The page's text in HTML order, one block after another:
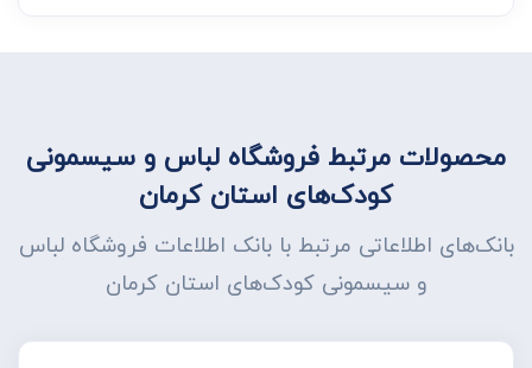
محصولات مرتبط فروشگاه لباس و سیسمونی
کودک‌های استان کرمان
بانک‌های اطلاعاتی مرتبط با بانک اطلاعات فروشگاه لباس
و سیسمونی کودک‌های استان کرمان